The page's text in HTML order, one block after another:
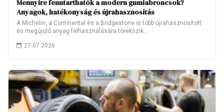
Mennyire fenntarthatók a modern gumiabroncsok?
Anyagok, hatékonyság és újrahasznosítás
A Michelin, a Continental és a Bridgestone is több újrahasznosított
és megújuló anyag felhasználására törekszik.…
27.07.2026